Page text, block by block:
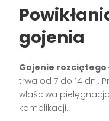
gojenia
Gojenie rozciętego
trwa od 7 do 14 dni.
właściwa
komplikacji.